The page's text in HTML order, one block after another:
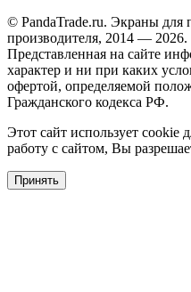
© PandaTrade.ru. Экраны для
производителя, 2014 —
Представленная на сайте
характер и ни при каких
офертой, определяемой
Гражданского кодекса РФ.
Этот сайт использует
работу с сайтом, Вы
Принять